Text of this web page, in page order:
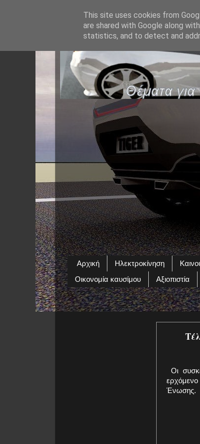
Αρχική Ηλεκτροκίνηση
Οικονομία καυσίμου
Αξιοπιστία
Οι
Ένωσης.
This site uses cookies from
are shared with Google along
statistics, and to detect and